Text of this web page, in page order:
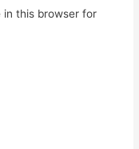
in this browser for